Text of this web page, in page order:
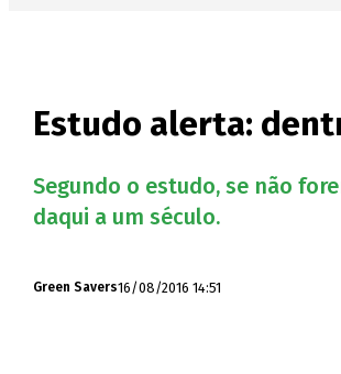
Estudo alerta:
Segundo o estudo, se não
daqui a um século.
Green Savers16/08/2016 14:51